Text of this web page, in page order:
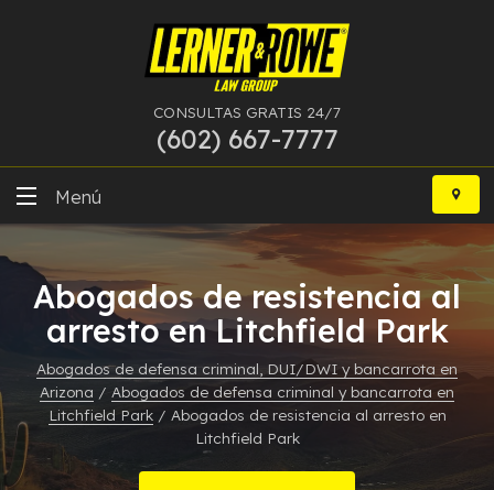
CONSULTAS GRATIS 24/7
(602) 667-7777
Ir
contenido
Menú
Delitos Graves
Bancarrota
Más Especialidades
Recursos
Abogados de resistencia al
arresto en Litchfield Park
Abogados de defensa criminal, DUI/DWI y bancarrota en
Arizona / Abogados de defensa criminal y bancarrota en
Litchfield Park/ Abogados de resistencia al arresto en
Litchfield Park